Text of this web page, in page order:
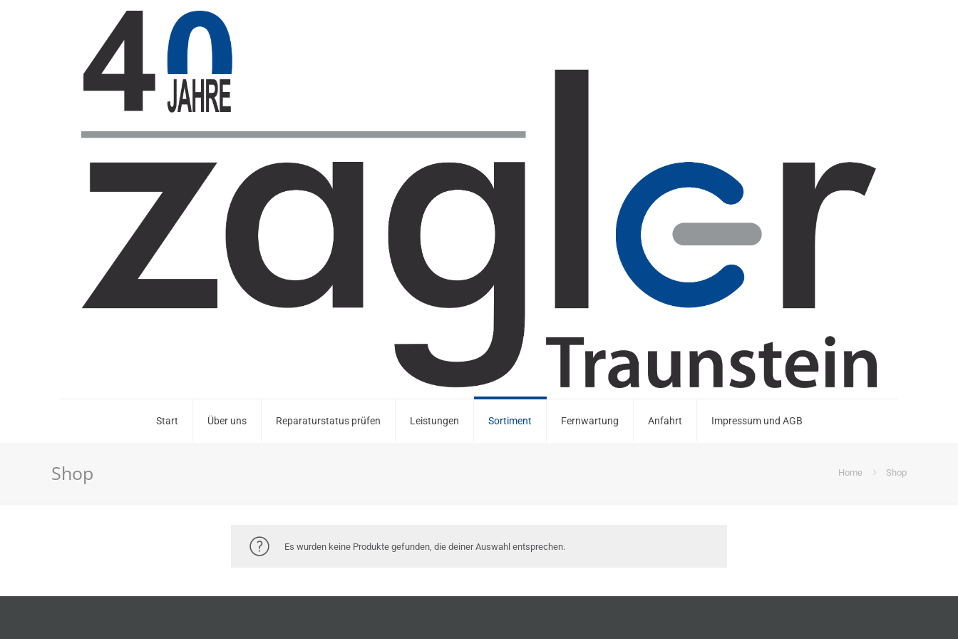
Start Über uns Reparaturstatus prüfen Leistungen Sortiment Fernwartung Anfahrt Impressum und AGB
Shop Home Shop
Es wurden keine Produkte gefunden, die deiner Auswahl entsprechen.